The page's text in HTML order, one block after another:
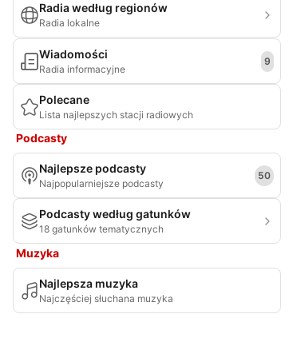
Radia według regionów
Radia lokalne
Wiadomości
Radia informacyjne
9
Polecane
Lista najlepszych stacji radiowych
Podcasty
Najlepsze podcasty
Najpopularniejsze podcasty
50
Podcasty według gatunków
18 gatunków tematycznych
Muzyka
Najlepsza muzyka
Najczęściej słuchana muzyka